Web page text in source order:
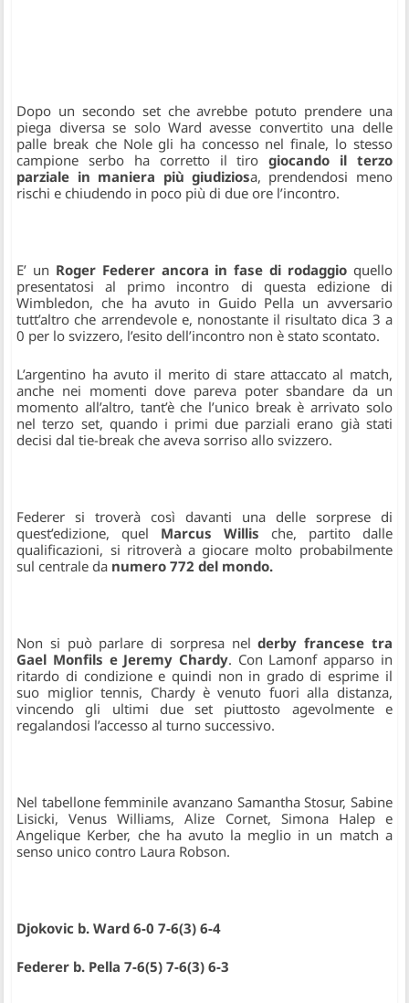
Dopo un secondo set che avrebbe potuto prendere una
piega diversa se solo Ward avesse convertito una delle
palle break che Nole gli ha concesso nel finale, lo stesso
campione serbo ha corretto il tirogiocando il terzo
parziale in maniera più giudiziosa, prendendosi meno
rischi e chiudendo in poco più di due ore l’incontro.
E’ un Roger Federer ancora in fase di rodaggioquello
presentatosi al primo incontro di questa edizione di
Wimbledon, che ha avuto in Guido Pella un avversario
tutt’altro che arrendevole e, nonostante il risultato dica 3 a
0 per lo svizzero, l’esito dell’incontro non è stato scontato.
L’argentino ha avuto il merito di stare attaccato al match,
anche nei momenti dove pareva poter sbandare da un
momento all’altro, tant’è che l’unico break è arrivato solo
nel terzo set, quando i primi due parziali erano già stati
decisi dal tie-break che aveva sorriso allo svizzero.
Federer si troverà così davanti una delle sorprese di
quest’edizione, quel Marcus Willis che, partito dalle
qualificazioni, si ritroverà a giocare molto probabilmente
sul centrale da numero 772 del mondo.
Non si può parlare di sorpresa nel derby francese tra
Gael Monfils e Jeremy Chardy. Con Lamonf apparso in
ritardo di condizione e quindi non in grado di esprime il
suo miglior tennis, Chardy è venuto fuori alla distanza,
vincendo gli ultimi due set piuttosto agevolmente e
regalandosi l’accesso al turno successivo.
Nel tabellone femminile avanzano Samantha Stosur, Sabine
Lisicki, Venus Williams, Alize Cornet, Simona Halep e
Angelique Kerber, che ha avuto la meglio in un match a
senso unico contro Laura Robson.
Djokovic b. Ward 6-0 7-6(3) 6-4
Federer b. Pella 7-6(5) 7-6(3) 6-3